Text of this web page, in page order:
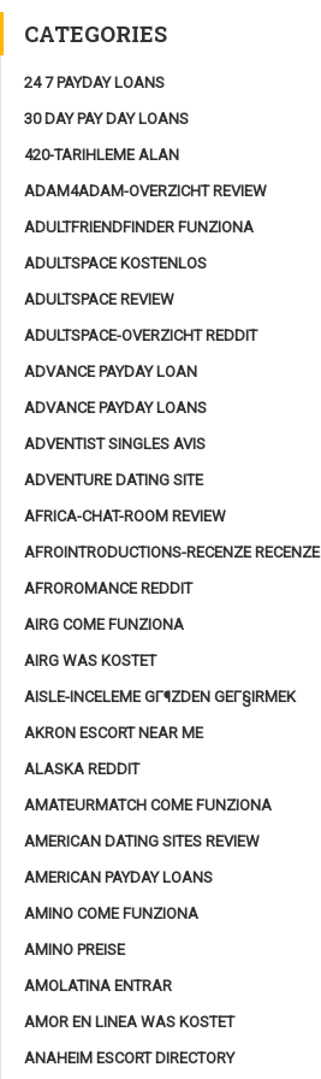
CATEGORIES
24 7 PAYDAY LOANS
30 DAY PAY DAY LOANS
420-TARIHLEME ALAN
ADAM4ADAM-OVERZICHT REVIEW
ADULTFRIENDFINDER FUNZIONA
ADULTSPACE KOSTENLOS
ADULTSPACE REVIEW
ADULTSPACE-OVERZICHT REDDIT
ADVANCE PAYDAY LOAN
ADVANCE PAYDAY LOANS
ADVENTIST SINGLES AVIS
ADVENTURE DATING SITE
AFRICA-CHAT-ROOM REVIEW
AFROINTRODUCTIONS-RECENZE RECENZE
AFROROMANCE REDDIT
AIRG COME FUNZIONA
AIRG WAS KOSTET
AISLE-INCELEME GГ¶ZDEN GEГ§IRMEK
AKRON ESCORT NEAR ME
ALASKA REDDIT
AMATEURMATCH COME FUNZIONA
AMERICAN DATING SITES REVIEW
AMERICAN PAYDAY LOANS
AMINO COME FUNZIONA
AMINO PREISE
AMOLATINA ENTRAR
AMOR EN LINEA WAS KOSTET
ANAHEIM ESCORT DIRECTORY